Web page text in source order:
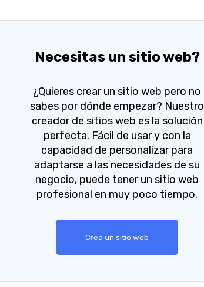
Necesitas un sitio web?
¿Quieres crear un sitio web pero no
sabes por dónde empezar? Nuestro
creador de sitios web es la solución
perfecta. Fácil de usar y con la
capacidad de personalizar para
adaptarse a las necesidades de su
negocio, puede tener un sitio web
profesional en muy poco tiempo.
Crea un sitio web